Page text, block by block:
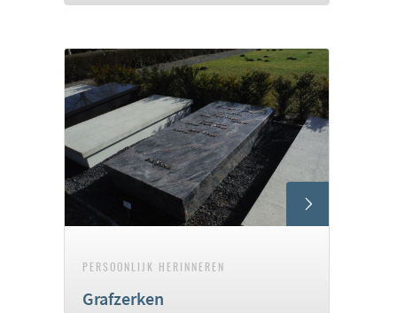
PERSOONLIJK HERINNEREN
Grafzerken